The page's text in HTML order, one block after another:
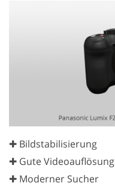
✚ Bildstabilisierung
✚ Gute Videoauflösung
✚ Moderner Sucher